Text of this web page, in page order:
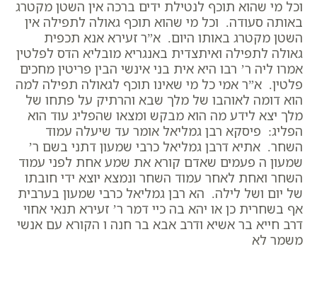
וכל מי שהוא תוכף לנטילת ידים ברכה אין השטן מקטרג
באותה סעודה. וכל מי שהוא תוכף גאולה לתפילה אין
השטן מקטרג באותו היום. א”ר זעירא אנא תכפית
גאולה לתפילה ואיתצדית באנגריא מובליא הדס לפלטין
אמרו ליה ר’ רבו היא אית בני אינשי הבין פריטין מחכים
פלטין. א”ר אמי כל מי שאינו תוכף לגאולה תפילה למה
הוא דומה לאוהבו של מלך שבא והרתיק על פתחו של
מלך יצא לידע מה הוא מבקש ומצאו שהפליג עוד הוא
הפליג: פיסקא רבן גמליאל אומר עד שיעלה עמוד
השחר. אתיא דרבן גמליאל כרבי שמעון דתני בשם ר’
שמעון ה פעמים שאדם קורא את שמע אחת לפני עמוד
השחר ואחת לאחר עמוד השחר ונמצא יוצא ידי חובתו
של יום ושל לילה. הא רבן גמליאל כרבי שמעון בערבית
אף בשחרית כן או יהא בה כיי דמר ר’ זעירא תנאי אחוי
דרב חייא בר אשיא ודרב אבא בר חנה ו הקורא עם אנשי
משמר לא